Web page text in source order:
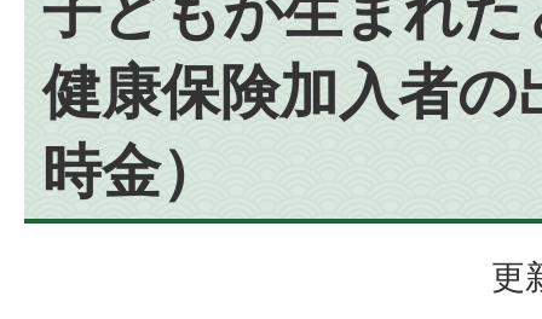
健康保険加入者の
時金）
更